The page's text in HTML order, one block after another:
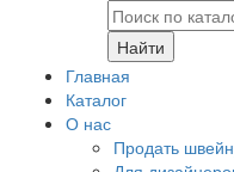
Найти
Главная
Каталог
О нас
Продать